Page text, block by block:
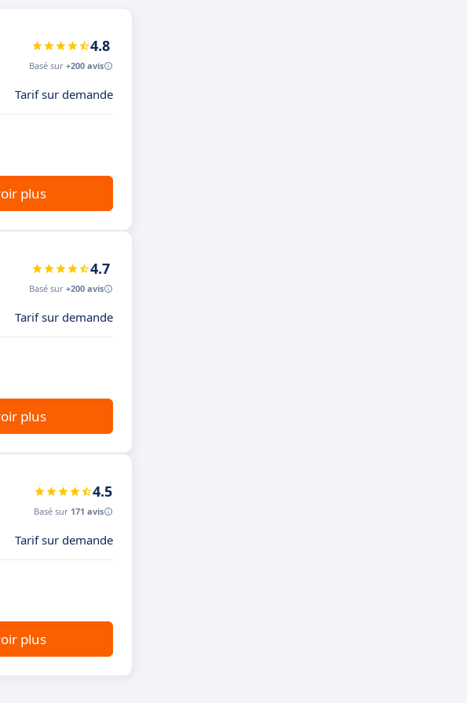
4.8
Basé sur +200 avis
Tarif sur demande
plus
4.7
Basé sur +200 avis
Tarif sur demande
plus
4.5
Basé sur 171 avis
Tarif sur demande
plus